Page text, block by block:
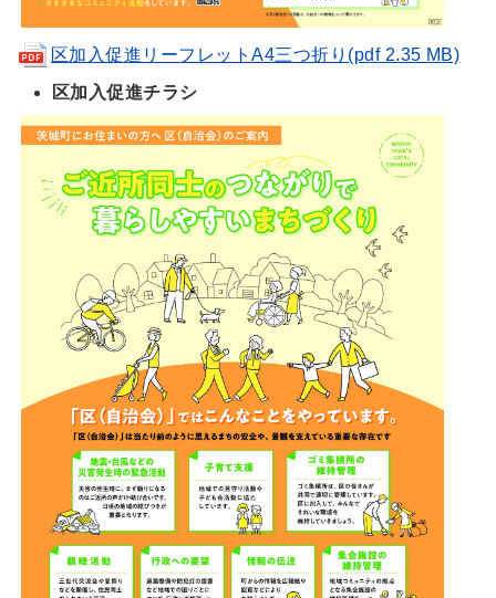
区加入促進リーフレットA4三つ折り(pdf 2.35 MB)
区加入促進チラシ